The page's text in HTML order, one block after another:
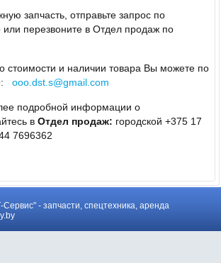
запчасть, отправьте запрос по
или перезвоните в Отдел продаж по
стоимости и наличии товара Вы можете по
ooo.dst.s@gmail.com
подробной информации о
в Отдел продаж: городской +375 17
7696362
- запчасти, спецтехника, аренда